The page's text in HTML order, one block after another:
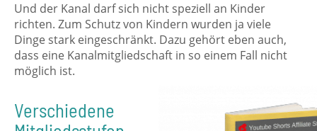
Und der Kanal darf sich nicht speziell an Kinder
richten. Zum Schutz von Kindern wurden ja viele
Dinge stark eingeschränkt. Dazu gehört eben auch,
dass eine Kanalmitgliedschaft in so einem Fall nicht
möglich ist.
Verschiedene